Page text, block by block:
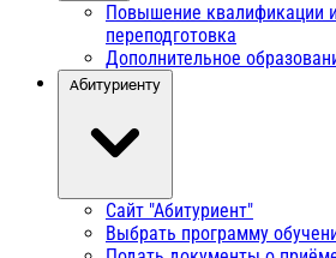
Повышение квалификации
переподготовка
Дополнительное
Абитуриенту
Сайт "Абитуриент"
Выбрать программу